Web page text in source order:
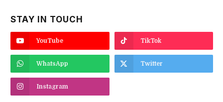
STAY IN TOUCH
YouTube TikTok
WhatsApp Twitter
Instagram